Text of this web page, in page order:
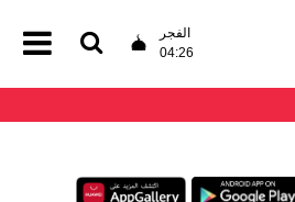
الفجر
04:26